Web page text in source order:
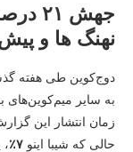
جهش
نهنگ‌ ها و
دوج‌کوین طی هفته
به سایر میم‌کوین‌های
زمان انتشار این
حالی که شیبا اینو ۷٪ ،